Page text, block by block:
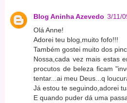
Blog Aninha Azevedo 3/11/
Olá Anne!
Adorei teu blog,muito fofo!!!
Também gostei muito dos
Nossa,cada vez mais estas
procutos de beleza ficam
tentar...ai meu Deus...q
Já estou te seguindo,adorei
E quando puder dá uma